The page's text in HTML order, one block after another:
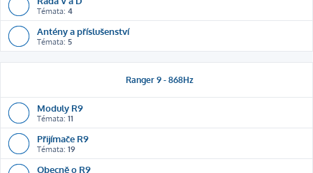
Témata: 4
Antény a příslušenství
Témata: 5
Ranger 9 - 868Hz
Moduly R9
Témata: 11
Přijímače R9
Témata: 19
Obecně o R9